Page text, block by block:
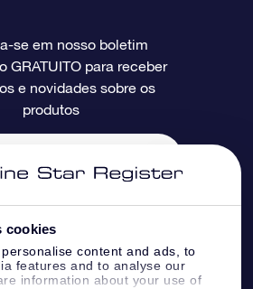
cookies
content and ads, to
features and to analyse our
information about your use of
da OSR
personalizada
me to the stars
pagamento
se em nosso boletim
GRATUITO para receber
e novidades sobre os
produtos